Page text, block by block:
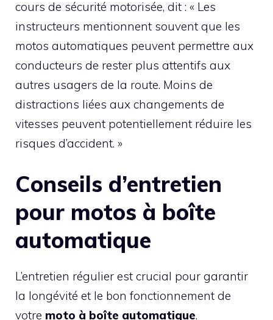
cours de sécurité motorisée, dit : « Les
instructeurs mentionnent souvent que les
motos automatiques peuvent permettre aux
conducteurs de rester plus attentifs aux
autres usagers de la route. Moins de
distractions liées aux changements de
vitesses peuvent potentiellement réduire les
risques d’accident. »
Conseils d’entretien
pour motos à boîte
automatique
L’entretien régulier est crucial pour garantir
la longévité et le bon fonctionnement de
votre moto à boîte automatique.